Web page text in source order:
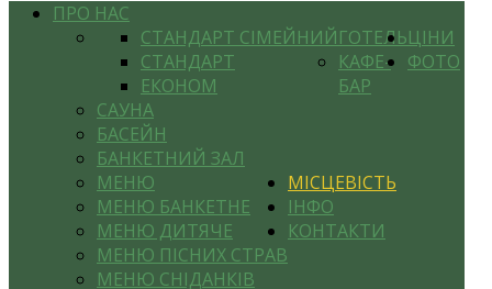
ПРО НАС
ГОТЕЛЬ
СТАНДАРТ СІМЕЙНИЙ
СТАНДАРТ
ЕКОНОМ
КАФЕ-
БАР
САУНА
БАСЕЙН
БАНКЕТНИЙ ЗАЛ
ЦІНИ
МЕНЮ
МЕНЮ БАНКЕТНЕ
МЕНЮ ДИТЯЧЕ
МЕНЮ ПІСНИХ СТРАВ
МЕНЮ СНІДАНКІВ
ФОТО
МІСЦЕВІСТЬ
ІНФО
КОНТАКТИ